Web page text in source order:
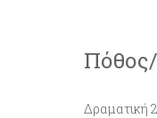
Δραματική